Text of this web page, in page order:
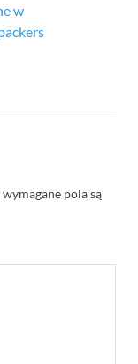
w
wymagane pola są